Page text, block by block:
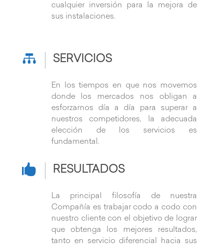
cualquier inversión para la mejora de
sus instalaciones.
 SERVICIOS
En los tiempos en que nos movemos
donde los mercados nos obligan a
esforzarnos día a día para superar a
nuestros competidores, la adecuada
elección de los servicios es
fundamental.
 RESULTADOS
La principal filosofía de nuestra
Compañía es trabajar codo a codo con
nuestro cliente con el objetivo de lograr
que obtenga los mejores resultados,
tanto en servicio diferencial hacia sus